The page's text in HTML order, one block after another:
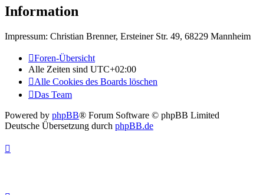
Information
Impressum: Christian Brenner, Ersteiner Str. 49, 68229 Mannheim
Foren-Übersicht
Alle Zeiten sind UTC+02:00
Alle Cookies des Boards löschen
Das Team
Powered by phpBB® Forum Software © phpBB Limited
Deutsche Übersetzung durch phpBB.de